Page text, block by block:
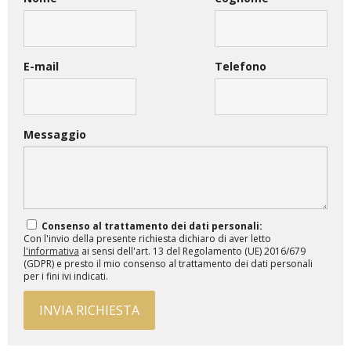
E-mail Telefono
Messaggio
Consenso al trattamento dei dati personali:
Con l'invio della presente richiesta dichiaro di aver letto
l'informativa ai sensi dell'art. 13 del Regolamento (UE) 2016/679
(GDPR) e presto il mio consenso al trattamento dei dati personali
per i fini ivi indicati.
INVIA RICHIESTA